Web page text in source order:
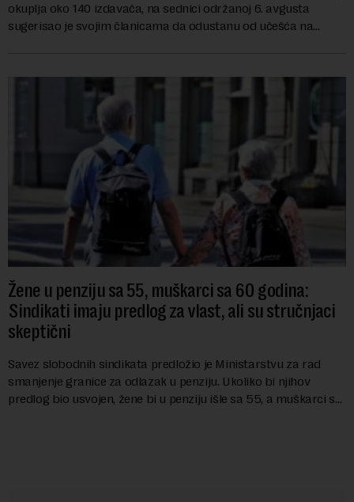
okuplja oko 140 izdavača, na sednici održanoj 6. avgusta
sugerisao je svojim članicama da odustanu od učešća na
Žene u penziju sa 55, muškarci sa 60 godina:
Sindikati imaju predlog za vlast, ali su stručnjaci
skeptični
Savez slobodnih sindikata predložio je Ministarstvu za rad
smanjenje granice za odlazak u penziju. Ukoliko bi njihov
predlog bio usvojen, žene bi u penziju išle sa 55, a muškarci sa